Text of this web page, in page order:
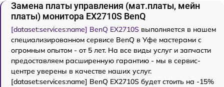
Замена платы управления (мат.платы, мейн
платы) монитора EX2710S BenQ
[dataset:services:name] BenQ EX2710S выполняется в нашем
специализированном сервисе BenQ в Уфе мастерами с
огромным опытом - от 5 лет. На все виды услуг и запчасти
предоставляем расширенную гарантию - мы в сервис-
центре уверены в качестве наших услуг.
[dataset:services:name] BenQ EX2710S будет стоить на -15%